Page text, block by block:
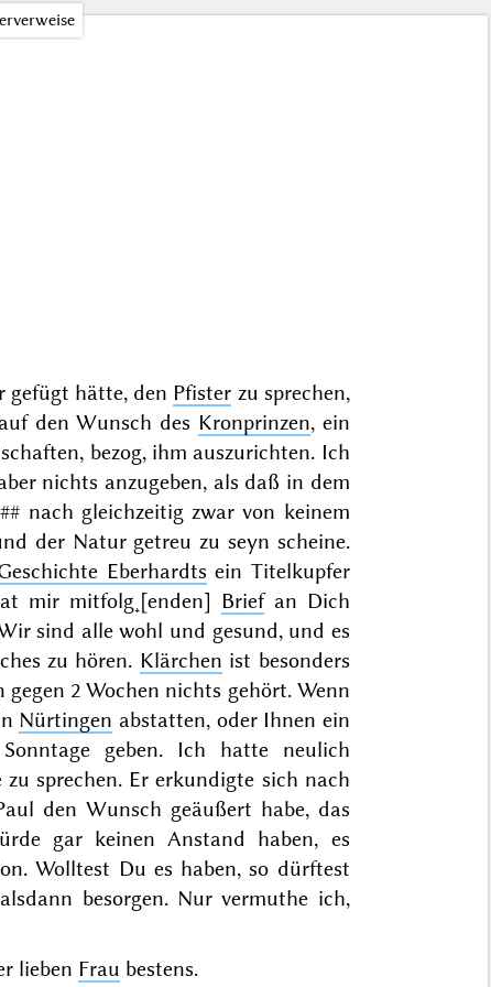
gefügt hätte, den Pfister zu sprechen,
den Wunsch des Kronprinzen, ein
bezog, ihm auszurichten. Ich
nichts anzugeben, als daß in dem
nach gleichzeitig zwar von keinem
der Natur getreu zu seyn scheine.
Eberhardts ein Titelkupfer
mir mitfolg˖[enden] Briefan Dich
sind alle wohl und gesund, und es
zu hören. Klärchen ist besonders
gegen 2Wochen nichts gehört. Wenn
Nürtingen abstatten, oder Ihnen ein
geben. Ich hatte neulich
sprechen. Er erkundigte sich nach
den Wunsch geäußert habe, das
gar keinen Anstand haben, es
Wolltest Du es haben, so dürftest
besorgen. Nur vermuthe ich,
lieben Frau bestens.